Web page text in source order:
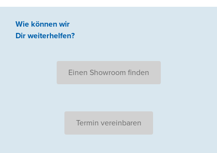
Wie können wir
Dir weiterhelfen?
Einen Showroom finden
Termin vereinbaren